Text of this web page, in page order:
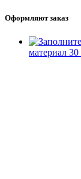
Оформляют заказ
материал 30